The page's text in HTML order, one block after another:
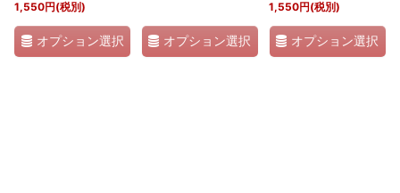
1,550円(税別)
オプション選択 オプション選択
1,550円(税別)
オプション選択